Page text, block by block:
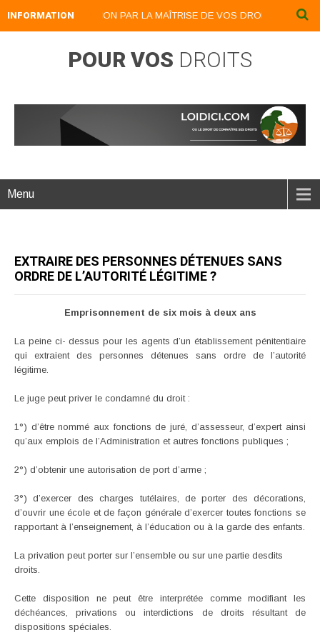
INFORMATION
DEVENEZ UN LION PAR LA MAÎTRISE DE VOS DROITS :
POUR VOS DROITS
Menu
EXTRAIRE DES PERSONNES DÉTENUES SANS
ORDRE DE L’AUTORITÉ LÉGITIME ?
Emprisonnement de six mois à deux ans
La peine ci- dessus pour les agents d’un établissement pénitentiaire
qui extraient des personnes détenues sans ordre de l’autorité
légitime.
Le juge peut priver le condamné du droit :
1°) d’être nommé aux fonctions de juré, d’assesseur, d’expert ainsi
qu’aux emplois de l’Administration et autres fonctions publiques ;
2°) d’obtenir une autorisation de port d’arme ;
3°) d’exercer des charges tutélaires, de porter des décorations,
d’ouvrir une école et de façon générale d’exercer toutes fonctions se
rapportant à l’enseignement, à l’éducation ou à la garde des enfants.
La privation peut porter sur l’ensemble ou sur une partie desdits
droits.
Cette disposition ne peut être interprétée comme modifiant les
déchéances, privations ou interdictions de droits résultant de
dispositions spéciales.